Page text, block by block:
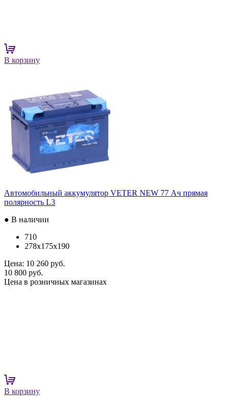
В корзину
Автомобильный аккумулятор VETER NEW 77 Ач прямая
полярность L3
● В наличии
710
278x175x190
Цена: 10 260 руб.
10 800 руб.
Цена в розничных магазинах
В корзину